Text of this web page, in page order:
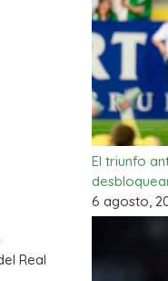
Real
El triunfo
6 agosto,